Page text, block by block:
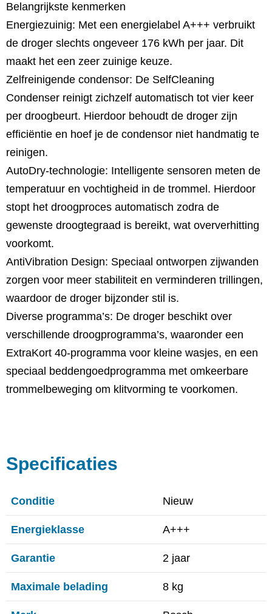
Belangrijkste kenmerken
Energiezuinig: Met een energielabel A+++ verbruikt
de droger slechts ongeveer 176 kWh per jaar. Dit
maakt het een zeer zuinige keuze.
Zelfreinigende condensor: De SelfCleaning
Condenser reinigt zichzelf automatisch tot vier keer
per droogbeurt. Hierdoor behoudt de droger zijn
efficiëntie en hoef je de condensor niet handmatig te
reinigen.
AutoDry-technologie: Intelligente sensoren meten de
temperatuur en vochtigheid in de trommel. Hierdoor
stopt het droogproces automatisch zodra de
gewenste droogtegraad is bereikt, wat oververhitting
voorkomt.
AntiVibration Design: Speciaal ontworpen zijwanden
zorgen voor meer stabiliteit en verminderen trillingen,
waardoor de droger bijzonder stil is.
Diverse programma’s: De droger beschikt over
verschillende droogprogramma’s, waaronder een
ExtraKort 40-programma voor kleine wasjes, en een
speciaal beddengoedprogramma met omkeerbare
trommelbeweging om klitvorming te voorkomen.
Specificaties
Conditie Nieuw
Energieklasse A+++
Garantie 2 jaar
Maximale belading 8 kg